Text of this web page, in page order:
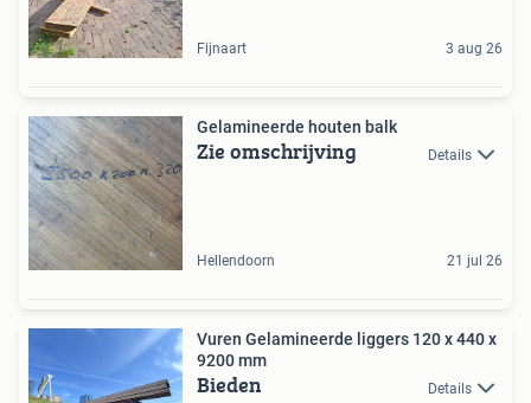
Fijnaart 3 aug 26
Gelamineerde houten balk
Zie omschrijving Details
Hellendoorn 21 jul 26
Vuren Gelamineerde liggers 120 x 440 x
9200 mm
Bieden Details